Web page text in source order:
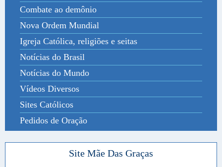
Combate ao demônio
Nova Ordem Mundial
Igreja Católica, religiões e seitas
Notícias do Brasil
Notícias do Mundo
Vídeos Diversos
Sites Católicos
Pedidos de Oração
Site Mãe Das Graças